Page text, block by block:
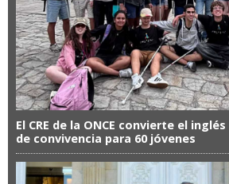
El CRE de la ONCE convierte el
de convivencia para 60 jóvenes